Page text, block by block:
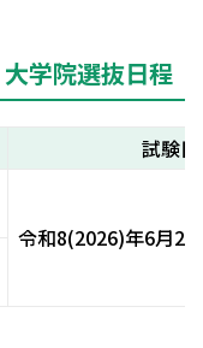
学院選抜日程
試験日
令和8(2026)年6月25